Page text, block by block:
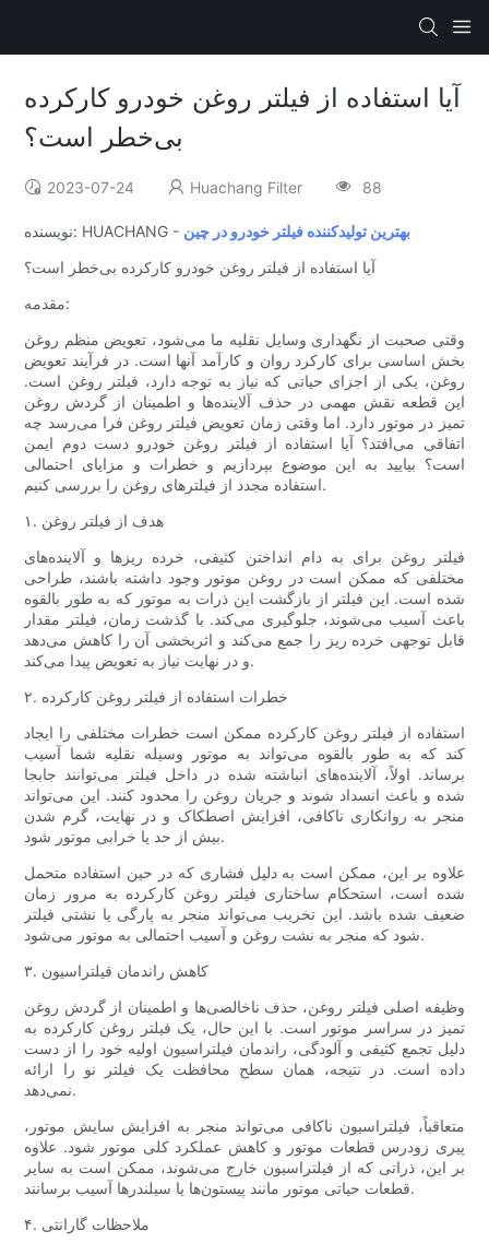
آیا استفاده از فیلتر روغن خودرو کارکرده
بی‌خطر است؟
2023-07-24 Huachang Filter 88
نویسنده: HUACHANG - بهترین تولیدکننده فیلتر خودرو در چین
آیا استفاده از فیلتر روغن خودرو کارکرده بی‌خطر است؟
مقدمه:
وقتی صحبت از نگهداری وسایل نقلیه ما می‌شود، تعویض منظم روغن
بخش اساسی برای کارکرد روان و کارآمد آنها است. در فرآیند تعویض
روغن، یکی از اجزای حیاتی که نیاز به توجه دارد، فیلتر روغن است.
این قطعه نقش مهمی در حذف آلاینده‌ها و اطمینان از گردش روغن
تمیز در موتور دارد. اما وقتی زمان تعویض فیلتر روغن فرا می‌رسد چه
اتفاقی می‌افتد؟ آیا استفاده از فیلتر روغن خودرو دست دوم ایمن
است؟ بیایید به این موضوع بپردازیم و خطرات و مزایای احتمالی
استفاده مجدد از فیلترهای روغن را بررسی کنیم.
۱. هدف از فیلتر روغن
فیلتر روغن برای به دام انداختن کثیفی، خرده ریزها و آلاینده‌های
مختلفی که ممکن است در روغن موتور وجود داشته باشند، طراحی
شده است. این فیلتر از بازگشت این ذرات به موتور که به طور بالقوه
باعث آسیب می‌شوند، جلوگیری می‌کند. با گذشت زمان، فیلتر مقدار
قابل توجهی خرده ریز را جمع می‌کند و اثربخشی آن را کاهش می‌دهد
و در نهایت نیاز به تعویض پیدا می‌کند.
۲. خطرات استفاده از فیلتر روغن کارکرده
استفاده از فیلتر روغن کارکرده ممکن است خطرات مختلفی را ایجاد
کند که به طور بالقوه می‌تواند به موتور وسیله نقلیه شما آسیب
برساند. اولاً، آلاینده‌های انباشته شده در داخل فیلتر می‌توانند جابجا
شده و باعث انسداد شوند و جریان روغن را محدود کنند. این می‌تواند
منجر به روانکاری ناکافی، افزایش اصطکاک و در نهایت، گرم شدن
بیش از حد یا خرابی موتور شود.
علاوه بر این، ممکن است به دلیل فشاری که در حین استفاده متحمل
شده است، استحکام ساختاری فیلتر روغن کارکرده به مرور زمان
ضعیف شده باشد. این تخریب می‌تواند منجر به پارگی یا نشتی فیلتر
شود که منجر به نشت روغن و آسیب احتمالی به موتور می‌شود.
۳. کاهش راندمان فیلتراسیون
وظیفه اصلی فیلتر روغن، حذف ناخالصی‌ها و اطمینان از گردش روغن
تمیز در سراسر موتور است. با این حال، یک فیلتر روغن کارکرده به
دلیل تجمع کثیفی و آلودگی، راندمان فیلتراسیون اولیه خود را از دست
داده است. در نتیجه، همان سطح محافظت یک فیلتر نو را ارائه
نمی‌دهد.
متعاقباً، فیلتراسیون ناکافی می‌تواند منجر به افزایش سایش موتور،
پیری زودرس قطعات موتور و کاهش عملکرد کلی موتور شود. علاوه
بر این، ذراتی که از فیلتراسیون خارج می‌شوند، ممکن است به سایر
قطعات حیاتی موتور مانند پیستون‌ها یا سیلندرها آسیب برسانند.
۴. ملاحظات گارانتی